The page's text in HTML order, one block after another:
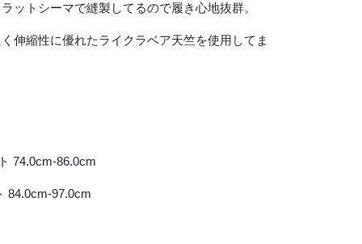
ットシーマで縫製してるので履き心地抜群。
伸縮性に優れたライクラベア天竺を使用してま
74.0cm-86.0cm
84.0cm-97.0cm